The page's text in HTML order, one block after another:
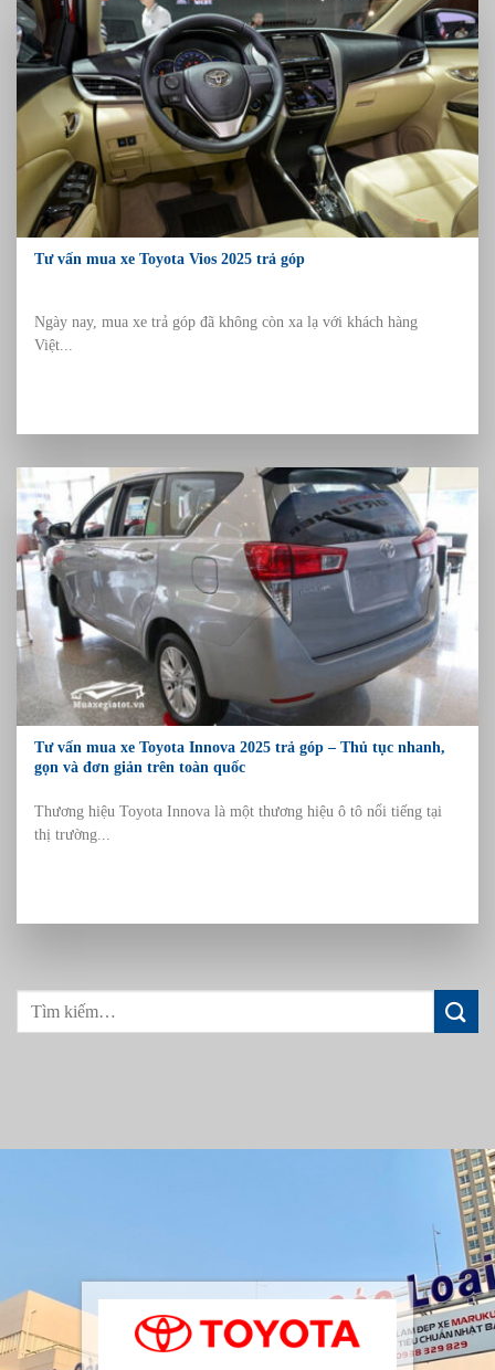
Tư vấn mua xe Toyota Vios 2025 trả góp
Ngày nay, mua xe trả góp đã không còn xa lạ với khách hàng
Việt...
Tư vấn mua xe Toyota Innova 2025 trả góp – Thủ tục nhanh,
gọn và đơn giản trên toàn quốc
Thương hiệu Toyota Innova là một thương hiệu ô tô nổi tiếng tại
thị trường...